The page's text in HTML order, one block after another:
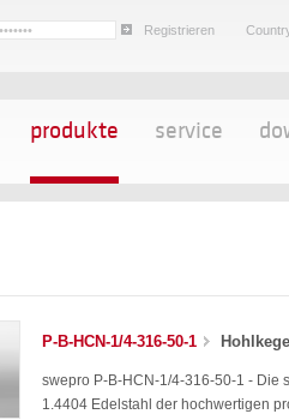
Registrieren
produkte service
P-B-HCN-1/4-316-50-1
swepro P-B-HCN-1/4-316-50-1 - Die
1.4404 Edelstahl der hochwertigen